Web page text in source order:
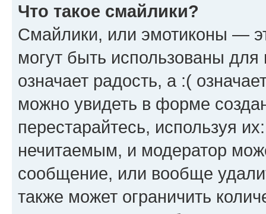
Что такое смайлики?
Смайлики, или эмотиконы —
могут быть использованы
означает радость, а :(
можно увидеть в форме
перестарайтесь, используя
нечитаемым, и модератор
сообщение, или вообще
также может ограничить